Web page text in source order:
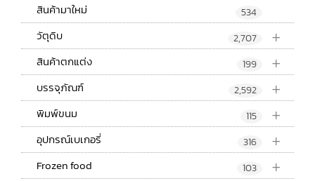
สินค้ามาใหม่ 534
+
วัตุดิบ 2,707
+
สินค้าตกแต่ง 199
+
บรรจุภัณฑ์ 2,592
+
พิมพ์ขนม 115
+
อุปกรณ์เบเกอรี่ 316
+
Frozen food 103